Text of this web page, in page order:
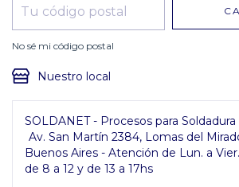
No sé mi código postal
Nuestro local
SOLDANET - Procesos para Soldadura
Av. San Martín 2384, Lomas del
Buenos Aires - Atención de Lun. a Vier.
de 8 a 12 y de 13 a 17hs